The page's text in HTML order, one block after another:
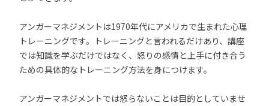
アンガーマネジメントは1970年代にアメリカで生まれた心理
トレーニングです。トレーニングと言われるだけあり、講座
では知識を学ぶだけではなく、怒りの感情と上手に付き合う
ための具体的なトレーニング方法を身につけます。
アンガーマネジメントでは怒らないことは目的としていませ